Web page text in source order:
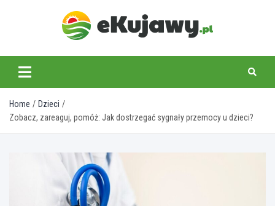
ekujawy.pl
Home
Dzieci
Zobacz, zareaguj, pomóż: Jak dostrzegać sygnały przemocy u dzieci?